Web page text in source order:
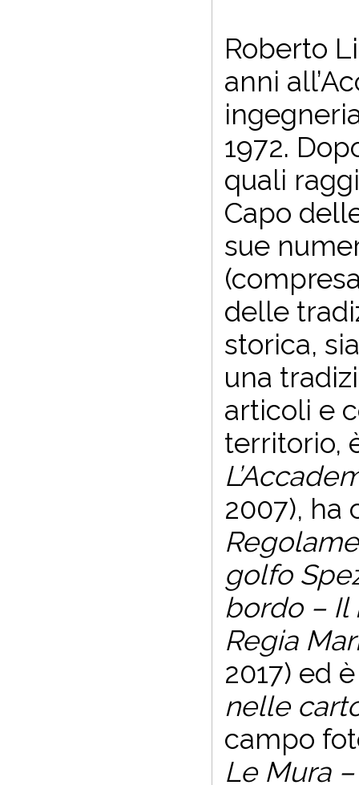
Roberto
anni
1972.
quali
Capo
sue
delle
storica,
una
articoli e
territorio,
2007), ha
golfo
bordo – Il
Regia
2017) ed
nelle
campo
Le Mura